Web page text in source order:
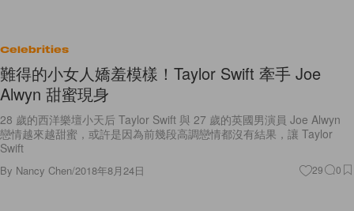
Celebrities
難得的小女人嬌羞模樣！Taylor Swift 牽手 Joe
Alwyn 甜蜜現身
28 歲的西洋樂壇小天后 Taylor Swift 與 27 歲的英國男演員 Joe Alwyn
戀情越來越甜蜜，或許是因為前幾段高調戀情都沒有結果，讓 Taylor
Swift
By Nancy Chen/2018年8月24日 29 0